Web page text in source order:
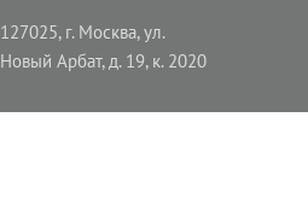
127025, г. Москва, ул.
Новый Арбат, д. 19, к. 2020